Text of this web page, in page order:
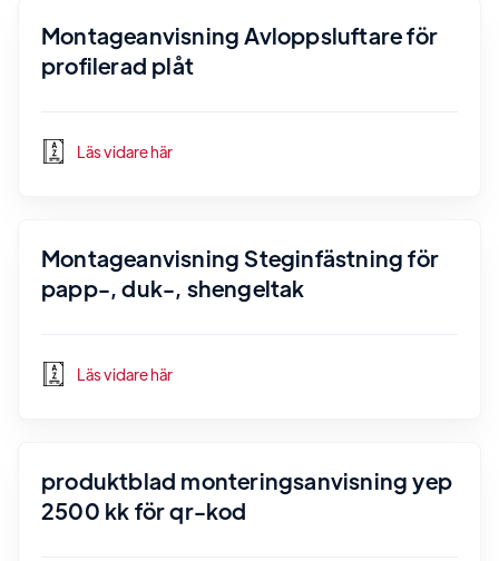
Montageanvisning Avloppsluftare för
profilerad plåt
Läs vidare här
Montageanvisning Steginfästning för
papp-, duk-, shengeltak
Läs vidare här
produktblad monteringsanvisning yep
2500 kk för qr-kod